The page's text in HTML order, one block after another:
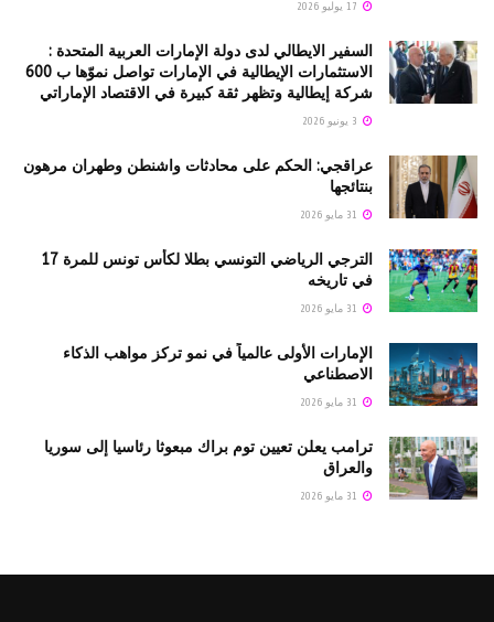
السفير الايطالي لدى دولة الإمارات العربية المتحدة :
الاستثمارات الإيطالية في الإمارات تواصل نموّها ب 600
شركة إيطالية وتظهر ثقة كبيرة في الاقتصاد الإماراتي
عراقجي: الحكم على محادثات واشنطن وطهران مرهون
بنتائجها
الترجي الرياضي التونسي بطلا لكأس تونس للمرة 17
في تاريخه
الإمارات الأولى عالمياً في نمو تركز مواهب الذكاء
الاصطناعي
ترامب يعلن تعيين توم براك مبعوثا رئاسيا إلى سوريا
والعراق